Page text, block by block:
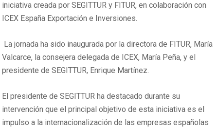
iniciativa creada por SEGITTUR y FITUR, en colaboración con
ICEX España Exportación e Inversiones.
La jornada ha sido inaugurada por la directora de FITUR, María
Valcarce, la consejera delegada de ICEX, María Peña, y el
presidente de SEGITTUR, Enrique Martínez.
El presidente de SEGITTUR ha destacado durante su
intervención que el principal objetivo de esta iniciativa es el
impulso a la internacionalización de las empresas españolas